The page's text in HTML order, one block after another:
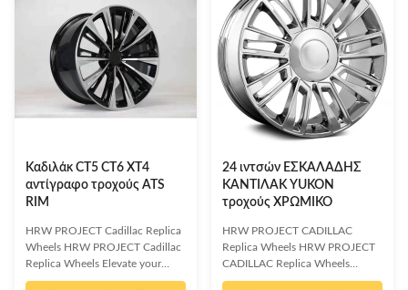
originals at a more accessible
price point. Experience reliable
performance and sophisticated
style for years to come. Top-
grade aluminum alloy
construction for strength and
lightness. Proven durability to
handle demanding
identical look and perfect fit at a
significantly more accessible
price point than dealer options.
Crafted from the finest aluminum
alloy using state-of-the-art
equipment, our wheels are both
exceptionally strong and
Καδιλάκ CT5 CT6 XT4
αντίγραφο τροχούς ATS
RIM
HRW PROJECT Cadillac Replica
Wheels HRW PROJECT Cadillac
Replica Wheels Elevate your
Cadillac CT4, CT5, or CT6 with
24 ιντσών ΕΣΚΑΛΑΔΗΣ
ΚΑΝΤΙΛΑΚ YUKON
τροχούς ΧΡΩΜΙΚΟ
HRW PROJECT CADILLAC
Replica Wheels HRW PROJECT
CADILLAC Replica Wheels
Elevate your Cadillac ESCALADE